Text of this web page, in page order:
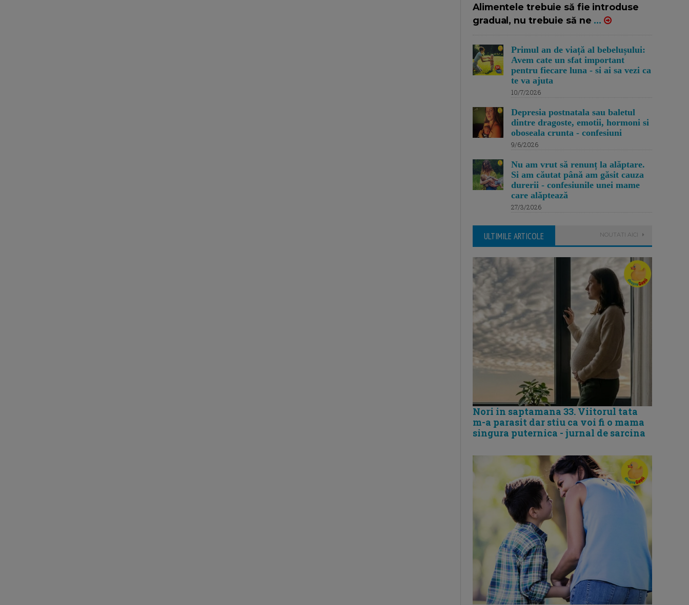
Alimentele trebuie să fie introduse
gradual, nu trebuie să ne ...
Primul an de viață al bebelușului:
Avem cate un sfat important
pentru fiecare luna - si ai sa vezi ca
te va ajuta
10/7/2026
Depresia postnatala sau baletul
dintre dragoste, emotii, hormoni si
oboseala crunta - confesiuni
9/6/2026
Nu am vrut să renunț la alăptare.
Si am căutat până am găsit cauza
durerii - confesiunile unei mame
care alăptează
27/3/2026
ULTIMILE ARTICOLE NOUTATI AICI
Nori in saptamana 33. Viitorul tata
m-a parasit dar stiu ca voi fi o mama
singura puternica - jurnal de sarcina